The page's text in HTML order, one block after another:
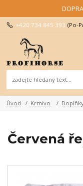
+420 734 845 393 (Po-
Úvod Krmivo
Červená